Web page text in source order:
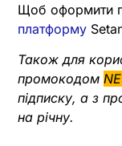
Щоб оформити
платформу
Також для
промокодом
підписку, а з
на річну.